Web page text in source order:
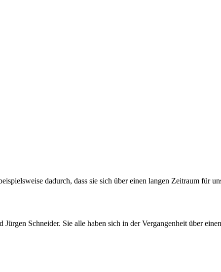
dadurch, dass sie sich über einen langen Zeitraum für
Schneider. Sie alle haben sich in der Vergangenheit über